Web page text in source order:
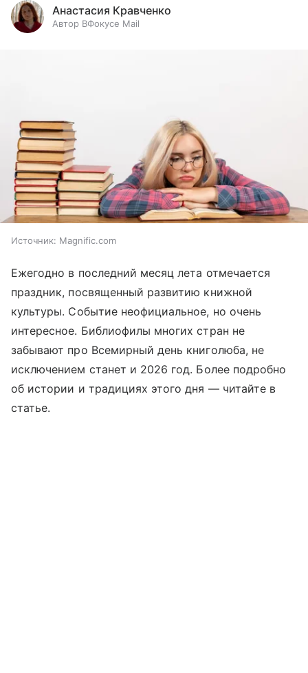
Анастасия Кравченко
Автор ВФокусе Mail
Источник: Magnific.com
Ежегодно в последний месяц лета отмечается
праздник, посвященный развитию книжной
культуры. Событие неофициальное, но очень
интересное. Библиофилы многих стран не
забывают про Всемирный день книголюба, не
исключением станет и 2026 год. Более подробно
об истории и традициях этого дня — читайте в
статье.